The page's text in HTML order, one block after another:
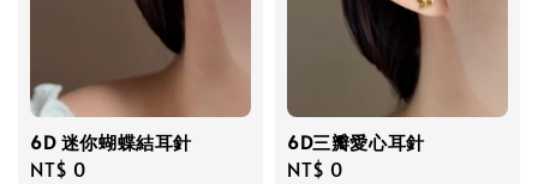
6D 迷你蝴蝶結耳針
Regular
NT$ 0
6D三瓣愛心耳針
Regular
NT$ 0